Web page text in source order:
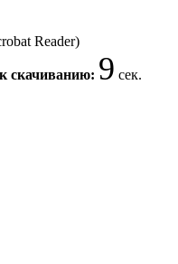
Reader)
скачиванию: 9 сек.